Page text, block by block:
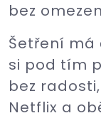
bez
Šetření má
si pod tím
bez
Netflix a